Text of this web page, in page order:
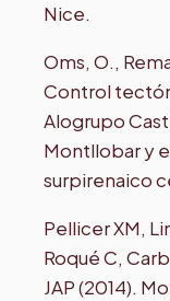
Nice.
Oms, O.,
Control
Alogrupo
Montllobar y
surpirenaico
Pellicer XM,
Roqué C,
JAP (2014).